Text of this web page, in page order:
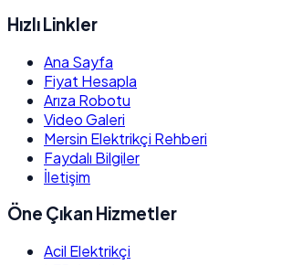
Hızlı Linkler
Ana Sayfa
Fiyat Hesapla
Arıza Robotu
Video Galeri
Mersin Elektrikçi Rehberi
Faydalı Bilgiler
İletişim
Öne Çıkan Hizmetler
Acil Elektrikçi